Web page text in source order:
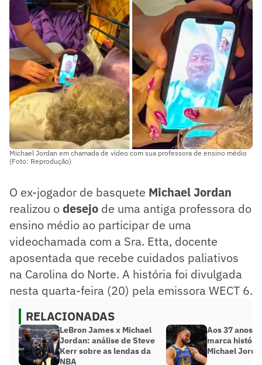
Michael Jordan em chamada de vídeo com sua professora de ensino médio
(Foto: Reprodução)
O ex-jogador de basquete Michael Jordan
realizou o desejo de uma antiga professora do
ensino médio ao participar de uma
videochamada com a Sra. Etta, docente
aposentada que recebe cuidados paliativos
na Carolina do Norte. A história foi divulgada
nesta quarta-feira (20) pela emissora WECT 6.
RELACIONADAS
LeBron James x Michael
Jordan: análise de Steve
Kerr sobre as lendas da
NBA
Aos 37 anos,
marca
Michael